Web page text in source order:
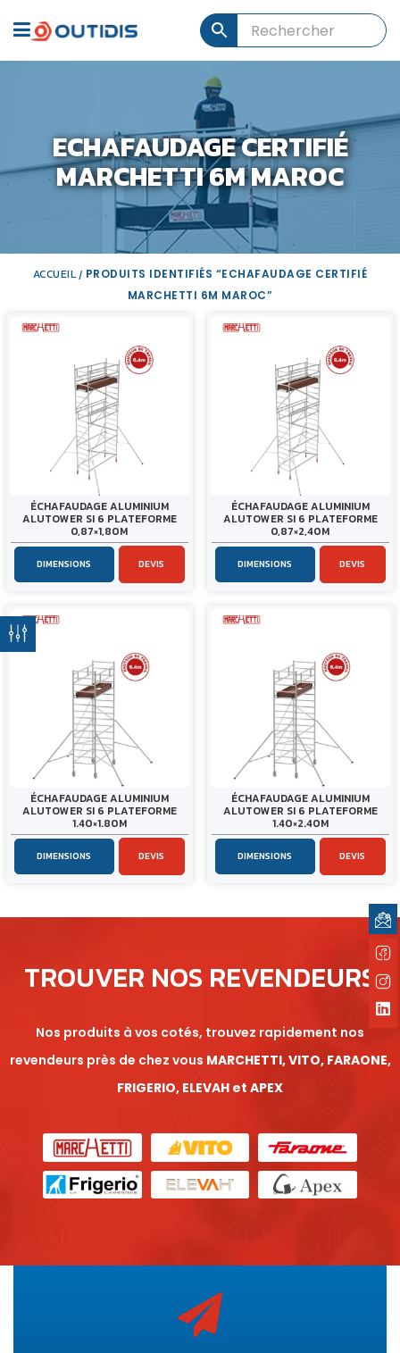
ECHAFAUDAGE CERTIFIÉ
MARCHETTI 6M MAROC
ACCUEIL / PRODUITS IDENTIFIÉS “ECHAFAUDAGE CERTIFIÉ
MARCHETTI 6M MAROC”
ÉCHAFAUDAGE ALUMINIUM
ALUTOWER SI 6 PLATEFORME
0,87×1,80M
DIMENSIONS DEVIS
ÉCHAFAUDAGE ALUMINIUM
ALUTOWER SI 6 PLATEFORME
0,87×2,40M
DIMENSIONS DEVIS
ÉCHAFAUDAGE ALUMINIUM
ALUTOWER SI 6 PLATEFORME
1.40×1.80M
DIMENSIONS DEVIS
ÉCHAFAUDAGE ALUMINIUM
ALUTOWER SI 6 PLATEFORME
1.40×2.40M
DIMENSIONS DEVIS
TROUVER NOS REVENDEURS
Nos produits à vos cotés, trouvez rapidement nos
revendeurs près de chez vous MARCHETTI, VITO, FARAONE,
FRIGERIO, ELEVAH et APEX